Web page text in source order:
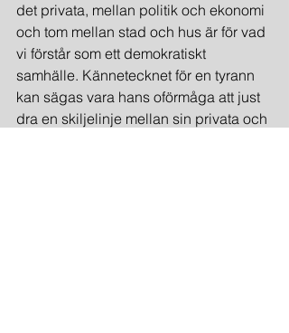
det privata, mellan politik och ekonomi
och tom mellan stad och hus är för vad
vi förstår som ett demokratiskt
samhälle. Kännetecknet för en tyrann
kan sägas vara hans oförmåga att just
dra en skiljelinje mellan sin privata och